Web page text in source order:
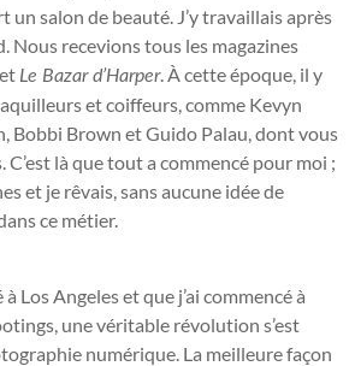
un salon de beauté. J’y travaillais après
Nous recevions tous les magazines
et Le Bazar d’Harper. À cette époque, il y
et coiffeurs, comme Kevyn
Bobbi Brown et Guido Palau, dont vous
C’est là que tout a commencé pour moi ;
et je rêvais, sans aucune idée de
ce métier.
Los Angeles et que j’ai commencé à
une véritable révolution s’est
numérique. La meilleure façon